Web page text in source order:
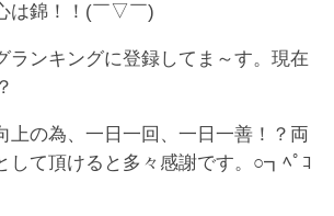
は錦！！(￣▽￣)
ランキングに登録してま～す。現在
上の為、一日一回、一日一善！？両
して頂けると多々感謝です。○┓ﾍﾟｺ